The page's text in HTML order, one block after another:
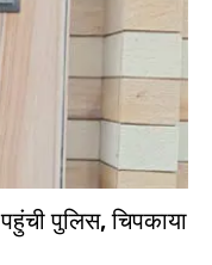
पुलिस, चिपकाया